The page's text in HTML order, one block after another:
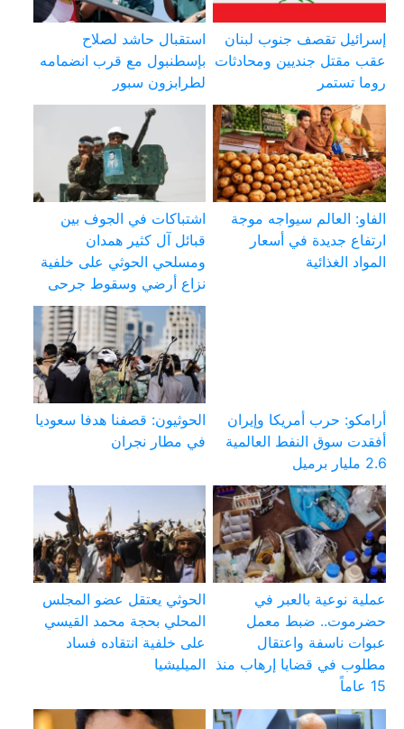
إسرائيل تقصف جنوب لبنان
عقب مقتل جنديين ومحادثات
روما تستمر
استقبال حاشد لصلاح
بإسطنبول مع قرب انضمامه
لطرابزون سبور
الفاو: العالم سيواجه موجة
ارتفاع جديدة في أسعار
المواد الغذائية
اشتباكات في الجوف بين
قبائل آل كثير همدان
ومسلحي الحوثي على خلفية
نزاع أرضي وسقوط جرحى
أرامكو: حرب أمريكا وإيران
أفقدت سوق النفط العالمية
2.6 مليار برميل
الحوثيون: قصفنا هدفا سعوديا
في مطار نجران
عملية نوعية بالعبر في
حضرموت.. ضبط معمل
عبوات ناسفة واعتقال
مطلوب في قضايا إرهاب منذ
15 عاماً
الحوثي يعتقل عضو المجلس
المحلي بحجة محمد القيسي
على خلفية انتقاده فساد
الميليشيا